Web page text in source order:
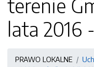
terenie
lata 2016
PRAWO LOKALNE